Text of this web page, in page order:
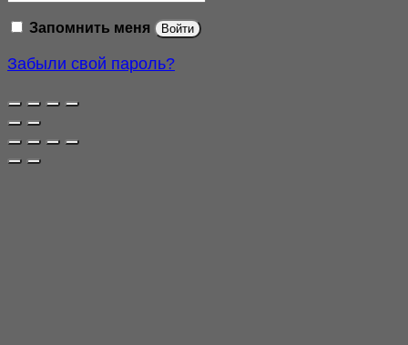
Запомнить меня Войти
Забыли свой пароль?